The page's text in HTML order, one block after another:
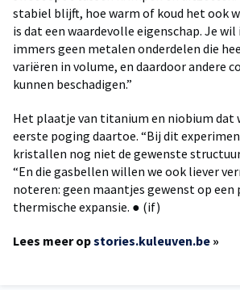
stabiel blijft, hoe warm of koud het ook
is dat een waardevolle eigenschap. Je
immers geen metalen onderdelen die
variëren in volume, en daardoor andere
kunnen beschadigen.”
Het plaatje van titanium en niobium dat
eerste poging daartoe. “Bij dit
kristallen nog niet de gewenste
“En die gasbellen willen we ook liever
noteren: geen maantjes gewenst op
thermische expansie. ● (if)
Lees meer opstories.kuleuven.be »